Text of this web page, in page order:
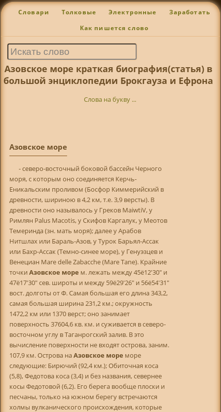
Словари Толковые Электронные Заработать
Как пишется слово
Азовское море краткая биография(статья) в
большой энциклопедии Брокгауза и Ефрона
Слова на букву ...
Азовское море
- северо-восточный боковой бассейн Черного
моря, с которым оно соединяется Керчь-
Еникальским проливом (Босфор Киммерийский в
древности, шириною в 4,2 км, т.е. 3,9 версты). В
древности оно называлось у Греков MaiwtiV, у
Римлян Palus Macotis, у Скифов Каргалук, у Меотов
Темеринда (зн. мать моря); далее у Арабов
Нитшлах или Бараль-Азов, у Турок Барьял-Ассак
или Бахр-Ассак (Темно-синее море), у Генуэзцев и
Венециан Mare delle Zabacche (Mare Таnе). Крайние
точки Азовское море м. лежать между 45ё12'30" и
47ё17'30" сев. широты и между 59ё29'26" и 56ё54'31"
вост. долготы от Ф. Самая большая его длина 343,2,
самая большая ширина 231,2 км.; окружность
1472,2 км или 1370 верст; оно занимает
поверхность 37604,6 кв. км. и суживается в северо-
восточном углу в Таганрогский залив. В это
вычисление поверхности не входят острова, заним.
107,9 км. Острова наАзовское море море
следующие: Бирючий (92,4 км.); Обиточная коса
(5,8), Федотова коса (3,4) и без названия, севернее
косы Федотовой (6,2). Его берега вообще плоски и
песчаны, только на южном берегу встречаются
холмы вулканического происхождения, которые